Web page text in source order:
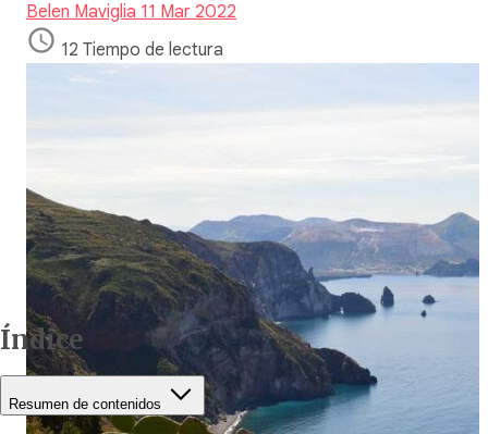
Índice
Resumen de contenidos
Belen Maviglia 11 Mar 2022
12 Tiempo de lectura